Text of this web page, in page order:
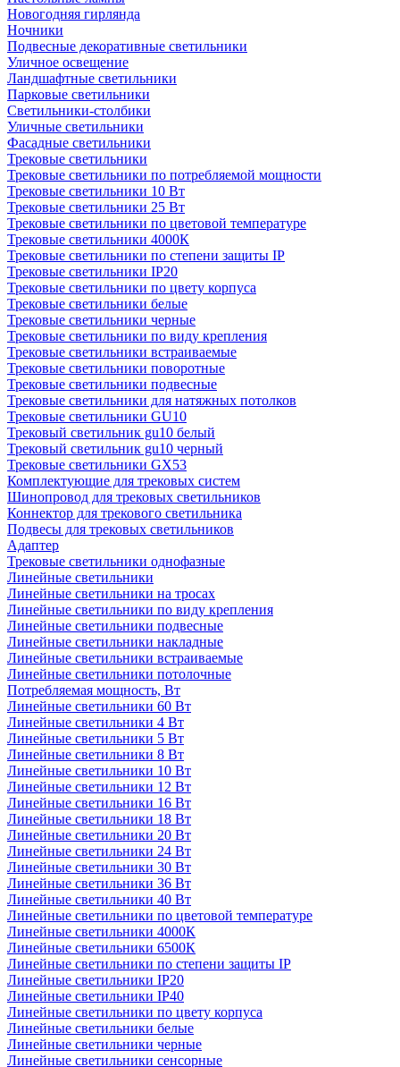
Новогодняя гирлянда
Ночники
Подвесные декоративные светильники
Уличное освещение
Ландшафтные светильники
Парковые светильники
Светильники-столбики
Уличные светильники
Фасадные светильники
Трековые светильники
Трековые светильники по потребляемой мощности
Трековые светильники 10 Вт
Трековые светильники 25 Вт
Трековые светильники по цветовой температуре
Трековые светильники 4000К
Трековые светильники по степени защиты IP
Трековые светильники IP20
Трековые светильники по цвету корпуса
Трековые светильники белые
Трековые светильники черные
Трековые светильники по виду крепления
Трековые светильники встраиваемые
Трековые светильники поворотные
Трековые светильники подвесные
Трековые светильники для натяжных потолков
Трековые светильники GU10
Трековый светильник gu10 белый
Трековый светильник gu10 черный
Трековые светильники GX53
Комплектующие для трековых систем
Шинопровод для трековых светильников
Коннектор для трекового светильника
Подвесы для трековых светильников
Адаптер
Трековые светильники однофазные
Линейные светильники
Линейные светильники на тросах
Линейные светильники по виду крепления
Линейные светильники подвесные
Линейные светильники накладные
Линейные светильники встраиваемые
Линейные светильники потолочные
Потребляемая мощность, Вт
Линейные светильники 60 Вт
Линейные светильники 4 Вт
Линейные светильники 5 Вт
Линейные светильники 8 Вт
Линейные светильники 10 Вт
Линейные светильники 12 Вт
Линейные светильники 16 Вт
Линейные светильники 18 Вт
Линейные светильники 20 Вт
Линейные светильники 24 Вт
Линейные светильники 30 Вт
Линейные светильники 36 Вт
Линейные светильники 40 Вт
Линейные светильники по цветовой температуре
Линейные светильники 4000К
Линейные светильники 6500К
Линейные светильники по степени защиты IP
Линейные светильники IP20
Линейные светильники IP40
Линейные светильники по цвету корпуса
Линейные светильники белые
Линейные светильники черные
Линейные светильники сенсорные